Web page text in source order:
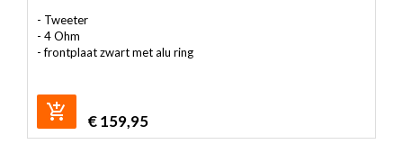
- Tweeter
- 4 Ohm
- frontplaat zwart met alu ring
€159,95